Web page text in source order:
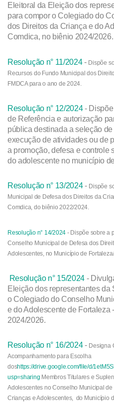
Eleitoral da Eleição dos
para compor o Colegiado do
dos Direitos da Criança e do
Comdica, no biênio 2024/2026.
Resolução n° 11/2024- Dispõe
Recursos do Fundo Municipal dos
FMDCA para o ano de 2024.
Resolução n° 12/2024- Dispõe
de Referência e autorização
pública destinada a seleção
execução de atividades ou de
a promoção, defesa e controle
do adolescente no município
Resolução n° 13/2024- Dispõe
Municipal de Defesa dos Direitos da
Comdica, do biênio 2022/2024.
Resolução n° 14/2024 - Dispõe sobre a
Conselho Municipal de Defesa dos
Adolescentes, no Município de
Resolução n° 15/2024 -
Eleição dos representantes
o Colegiado do Conselho
e do Adolescente de Fortaleza
2024/2026.
Resolução n° 16/2024- Designa
Acompanhamento para Escolha
doshttps://drive.google.com/file/d/
usp=sharing Membros Titulares e
Adolescentes no Conselho Municipal
Crianças e Adolescentes, do Município